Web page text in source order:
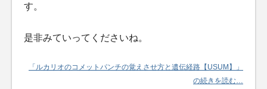
す。
是非みていってくださいね。
「ルカリオのコメットパンチの覚えさせ方と遺伝経路【USUM】」
の続きを読む…